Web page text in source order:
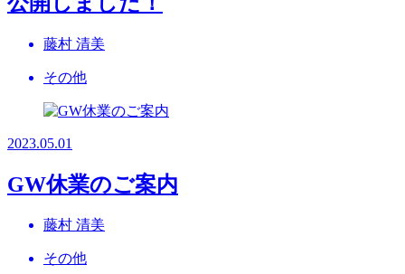
藤村 清美
その他
2023.05.01
GW休業のご案内
藤村 清美
その他